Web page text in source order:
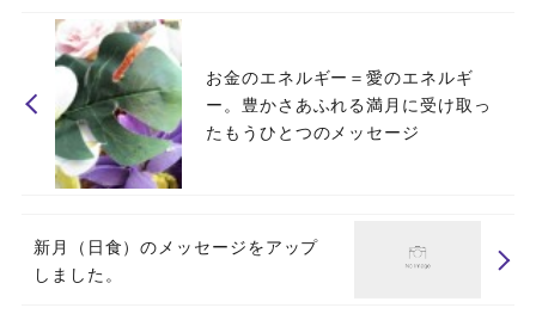
お金のエネルギー＝愛のエネルギ
ー。豊かさあふれる満月に受け取っ
たもうひとつのメッセージ
新月（日食）のメッセージをアップ
しました。